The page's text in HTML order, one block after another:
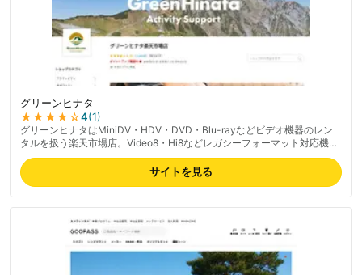
グリーンヒナタ
★★★★☆4(1)
グリーンヒナタはMiniDV・HDV・DVD・Blu-rayなどビデオ機器のレン
タルを扱う楽天市場店。Video8・Hi8などレガシーフォーマット対応機器
も揃う。150,000タイトル以上の品揃え、3泊4日からの短期レンタル
可。MiniDVテープのデジタル化サービスにも対応、レビュー評価
4.83/5.0。
サイトを見る